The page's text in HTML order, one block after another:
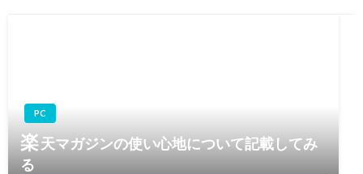
PC
楽天マガジンの使い心地について記載してみ
る